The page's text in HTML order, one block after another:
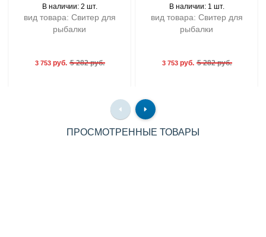
В наличии: 2 шт.
вид товара: Свитер для
рыбалки
3 753руб. 5 282 руб.
В наличии: 1 шт.
вид товара: Свитер для
рыбалки
3 753руб. 5 282 руб.
ПРОСМОТРЕННЫЕ ТОВАРЫ